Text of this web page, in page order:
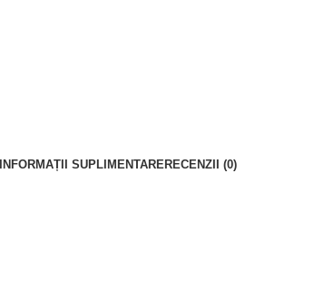
INFORMAȚII SUPLIMENTARERECENZII (0)